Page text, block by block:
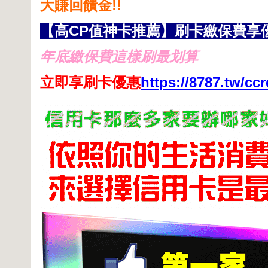
大賺回饋金!!
【高CP值神卡推薦】刷卡繳保費享
年底繳保費這樣刷最划算
立即享刷卡優惠https://8787.tw/